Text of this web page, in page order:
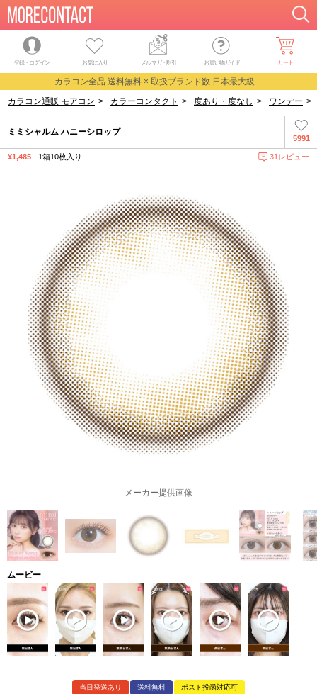
登録・ログイン お気に入り メルマガ・割引 お買い物ガイド カート
カラコン全品 送料無料 × 取扱ブランド数 日本最大級
カラコン通販 モアコン > カラーコンタクト > 度あり・度なし > ワンデー >
5991
ミミシャルム ハニーシロップ
¥1,485 1箱10枚入り 31レビュー
メーカー提供画像
ムービー
当日発送あり 送料無料 ポスト投函対応可